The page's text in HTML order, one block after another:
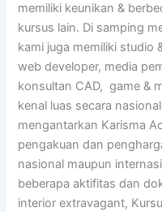
memiliki keunikan &
kursus lain. Di samping
kami juga memiliki studio
web developer, media
konsultan CAD, game &
kenal luas secara
mengantarkan Karisma
pengakuan dan
nasional maupun
beberapa aktifitas dan
interior extravagant,